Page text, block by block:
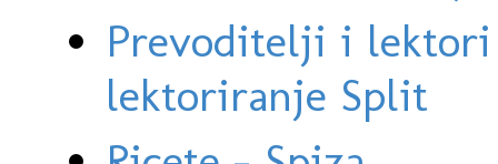
Prevoditelji i
lektoriranje Split